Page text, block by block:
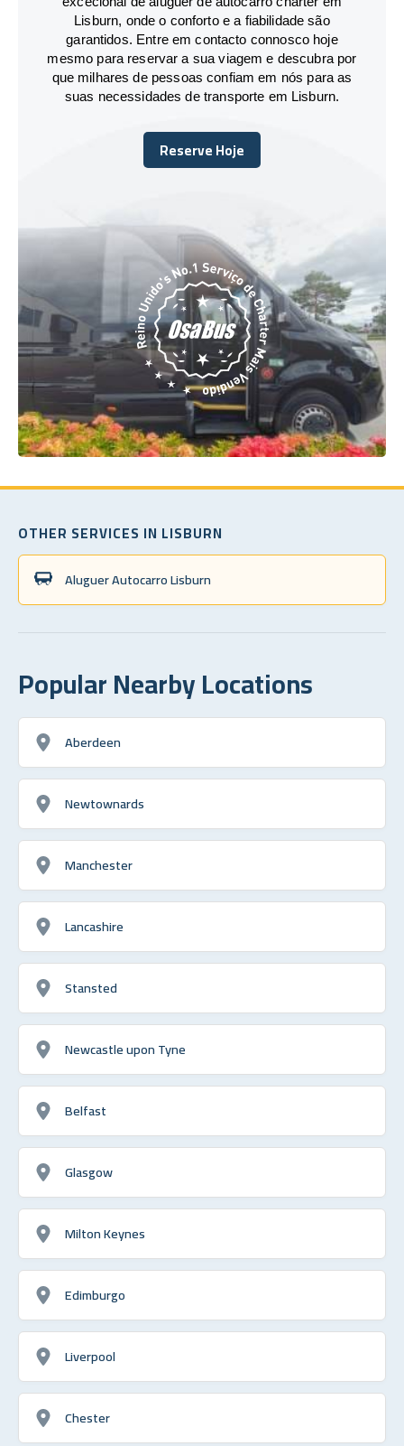
Lisburn, onde o conforto e a fiabilidade são
garantidos. Entre em contacto connosco hoje
mesmo para reservar a sua viagem e descubra por
que milhares de pessoas confiam em nós para as
suas necessidades de transporte em Lisburn.
Reserve Hoje
Reserve Hoje
OTHER SERVICES IN LISBURN
Aluguer Autocarro Lisburn
Popular Nearby Locations
Aberdeen
Newtownards
Manchester
Lancashire
Stansted
Newcastle upon Tyne
Belfast
Glasgow
Milton Keynes
Edimburgo
Liverpool
Chester